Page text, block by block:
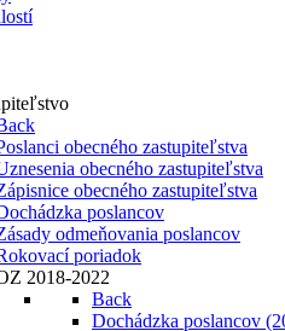
obecného zastupiteľstva
obecného zastupiteľstva
obecného zastupiteľstva
poslancov
odmeňovania poslancov
poriadok
2018-2022
Back
Dochádzka poslancov